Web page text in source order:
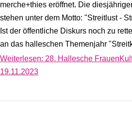
merche+thies eröffnet. Die
stehen unter dem Motto: "Streitlust -
Ist der öffentliche Diskurs noch zu
an das halleschen Themenjahr
Weiterlesen: 28. Hallesche
19.11.2023